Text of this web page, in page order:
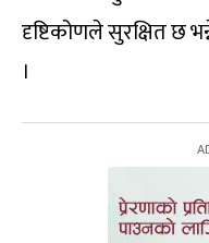
दृष्टिकोणले सुरक्षित छ
।